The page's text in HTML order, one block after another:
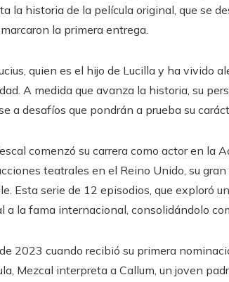
la historia de la película original, que se
la primera entrega.
quien es el hijo de Lucilla y ha vivido
A medida que avanza la historia, su
a desafíos que pondrán a prueba su
comenzó su carrera como actor en la
teatrales en el Reino Unido, su
Esta serie de 12 episodios, que exploró
a la fama internacional, consolidándolo
2023 cuando recibió su primera
Mezcal interpreta a Callum, un joven